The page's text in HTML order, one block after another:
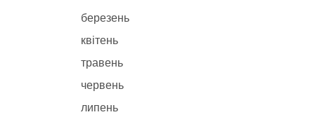
березень
квітень
травень
червень
липень